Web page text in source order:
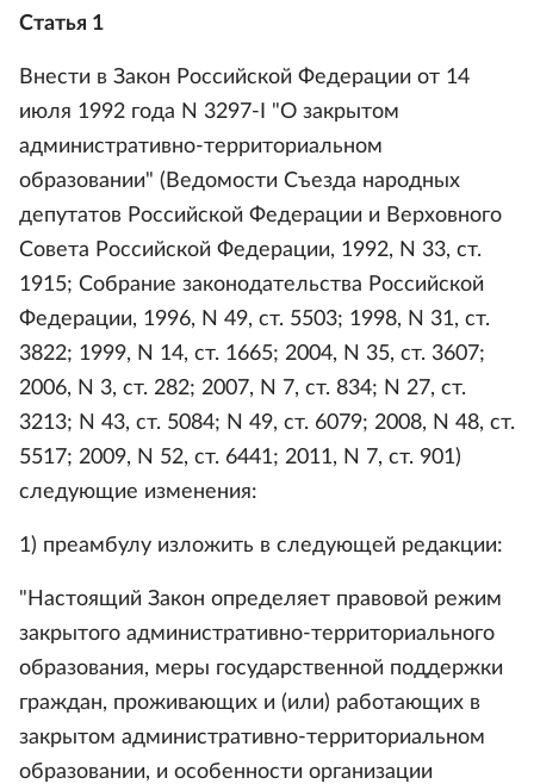
Статья 1
Внести в Закон Российской Федерации от 14
июля 1992 года N 3297-I "О закрытом
административно-территориальном
образовании" (Ведомости Съезда народных
депутатов Российской Федерации и Верховного
Совета Российской Федерации, 1992, N 33, ст.
1915; Собрание законодательства Российской
Федерации, 1996, N 49, ст. 5503; 1998, N 31, ст.
3822; 1999, N 14, ст. 1665; 2004, N 35, ст. 3607;
2006, N 3, ст. 282; 2007, N 7, ст. 834; N 27, ст.
3213; N 43, ст. 5084; N 49, ст. 6079; 2008, N 48, ст.
5517; 2009, N 52, ст. 6441; 2011, N 7, ст. 901)
следующие изменения:
1) преамбулу изложить в следующей редакции:
"Настоящий Закон определяет правовой режим
закрытого административно-территориального
образования, меры государственной поддержки
граждан, проживающих и (или) работающих в
закрытом административно-территориальном
образовании, и особенности организации